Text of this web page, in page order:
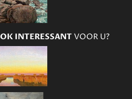
INTERESSANTVOOR U?